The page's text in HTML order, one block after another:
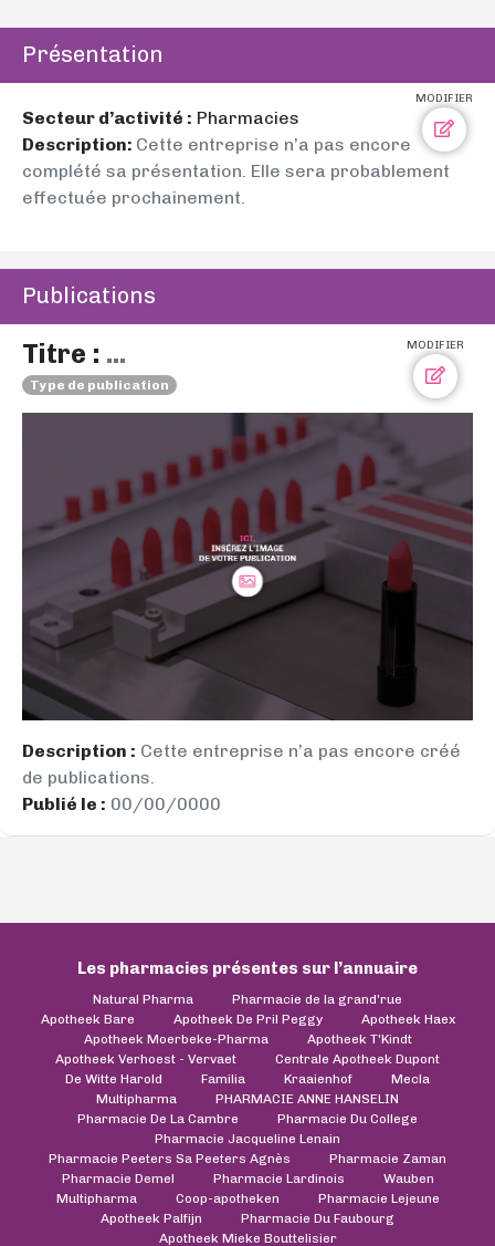
Présentation
MODIFIER
Secteur d’activité : Pharmacies
Description: Cette entreprise n’a pas encore
complété sa présentation. Elle sera probablement
effectuée prochainement.
Publications
MODIFIER
Titre : ...
Type de publication
Description : Cette entreprise n’a pas encore créé
de publications.
Publié le : 00/00/0000
Les pharmacies présentes sur l’annuaire
Natural Pharma
Pharmacie de la grand'rue
Apotheek Bare
Apotheek De Pril Peggy
Apotheek Haex
Apotheek Moerbeke-Pharma
Apotheek T'Kindt
Apotheek Verhoest - Vervaet
Centrale Apotheek Dupont
De Witte Harold
Familia Kraaienhof
Mecla
Multipharma
PHARMACIE ANNE HANSELIN
Pharmacie De La Cambre
Pharmacie Du College
Pharmacie Jacqueline Lenain
Pharmacie Peeters Sa Peeters Agnès
Pharmacie Zaman
Pharmacie Demel
Pharmacie Lardinois
Wauben
Multipharma
Coop-apotheken
Pharmacie Lejeune
Apotheek Palfijn
Pharmacie Du Faubourg
Apotheek Mieke Bouttelisier